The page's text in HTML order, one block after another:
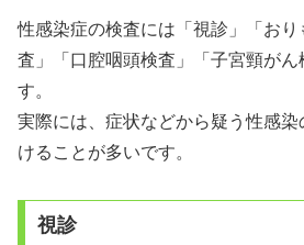
性感染症の検査には「視診」「お
査」「口腔咽頭検査」「子宮頸がん
す。
実際には、症状などから疑う性感
けることが多いです。
視診